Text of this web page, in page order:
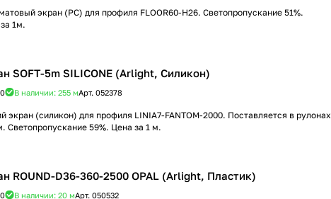
экран (PC) для профиля FLOOR60-H26. Светопропускание 51%.
1м.
SOFT-5m SILICONE (Arlight, Силикон)
0 В наличии: 255 мАрт. 052378
экран (силикон) для профиля LINIA7-FANTOM-2000. Поставляется в рулонах
Светопропускание 59%. Цена за 1 м.
ROUND-D36-360-2500 OPAL (Arlight, Пластик)
0 В наличии: 20 мАрт. 050532